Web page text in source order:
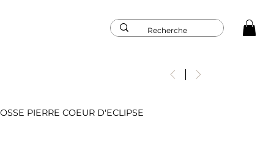
PIERRE COEUR D'ECLIPSE